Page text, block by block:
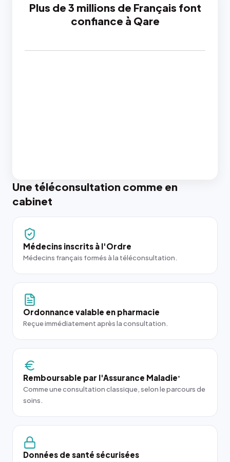
Plus de 3 millions de Français font
confiance à Qare
Une téléconsultation comme en
cabinet
Médecins inscrits à l'Ordre
Médecins français formés à la téléconsultation.
Ordonnance valable en pharmacie
Reçue immédiatement après la consultation.
Remboursable par l'Assurance Maladie*
Comme une consultation classique, selon le parcours de
soins.
Données de santé sécurisées